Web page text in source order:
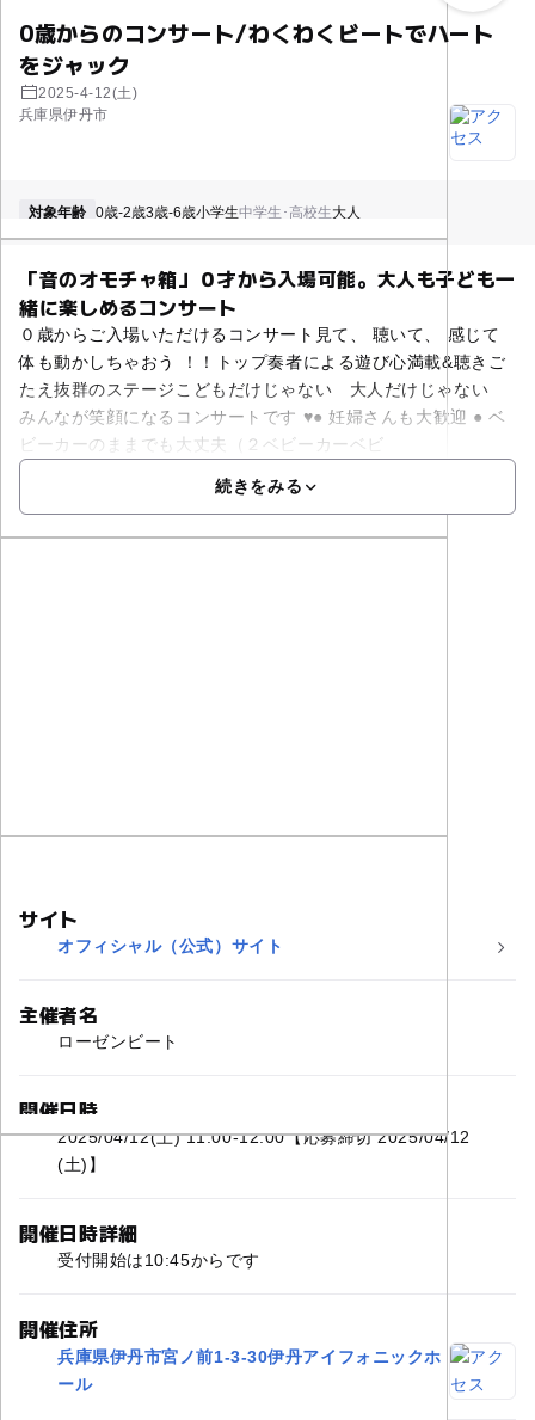
0歳からのコンサート/わくわくビートでハート
をジャック
2025-4-12(土)
兵庫県伊丹市
対象年齢 0歳-2歳3歳-6歳小学生中学生･高校生大人
「音のオモチャ箱」０才から入場可能。大人も子ども一
緒に楽しめるコンサート
０歳からご入場いただけるコンサート見て、 聴いて、 感じて
体も動かしちゃおう ！！トップ奏者による遊び心満載&聴きご
たえ抜群のステージこどもだけじゃない 大人だけじゃない
みんなが笑顔になるコンサートです ♥● 妊婦さんも大歓迎 ● ベ
ビーカーのままでも大丈夫（２ベビーカーベビ
続きをみる
サイト
オフィシャル（公式）サイト
主催者名
ローゼンビート
開催日時
2025/04/12(土) 11:00-12:00【応募締切 2025/04/12
(土)】
開催日時詳細
受付開始は10:45からです
開催住所
兵庫県伊丹市宮ノ前1-3-30伊丹アイフォニックホ
ール